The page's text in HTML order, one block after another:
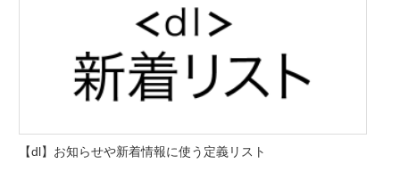
【dl】お知らせや新着情報に使う定義リスト